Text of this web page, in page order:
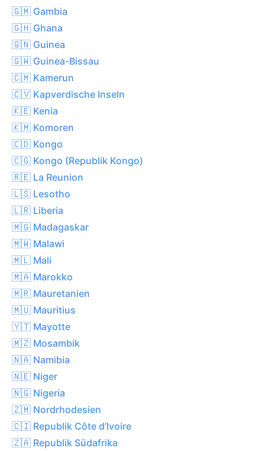
🇬🇲 Gambia
🇬🇭 Ghana
🇬🇳 Guinea
🇬🇼 Guinea-Bissau
🇨🇲 Kamerun
🇨🇻 Kapverdische Inseln
🇰🇪 Kenia
🇰🇲 Komoren
🇨🇩 Kongo
🇨🇬 Kongo (Republik Kongo)
🇷🇪 La Reunion
🇱🇸 Lesotho
🇱🇷 Liberia
🇲🇬 Madagaskar
🇲🇼 Malawi
🇲🇱 Mali
🇲🇦 Marokko
🇲🇷 Mauretanien
🇲🇺 Mauritius
🇾🇹 Mayotte
🇲🇿 Mosambik
🇳🇦 Namibia
🇳🇪 Niger
🇳🇬 Nigeria
🇿🇲 Nordrhodesien
🇨🇮 Republik Côte d’Ivoire
🇿🇦 Republik Südafrika